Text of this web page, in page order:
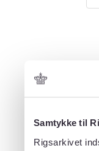
Samtykke til
Rigsarkivet